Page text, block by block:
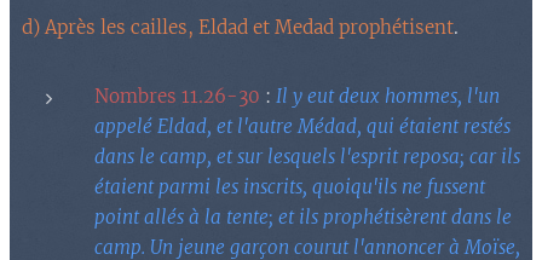
d) Après les cailles, Eldad et Medad prophétisent.
Nombres 11.26-30 : Il y eut deux hommes, l'un
appelé Eldad, et l'autre Médad, qui étaient restés
dans le camp, et sur lesquels l'esprit reposa; car ils
étaient parmi les inscrits, quoiqu'ils ne fussent
point allés à la tente; et ils prophétisèrent dans le
camp. Un jeune garçon courut l'annoncer à Moïse,